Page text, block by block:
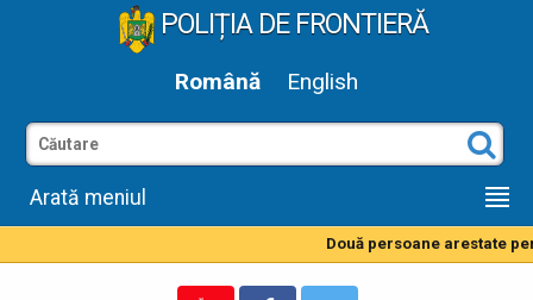
POLIȚIA DE FRONTIERĂ
Română English
Arată meniul
Două persoane arestate